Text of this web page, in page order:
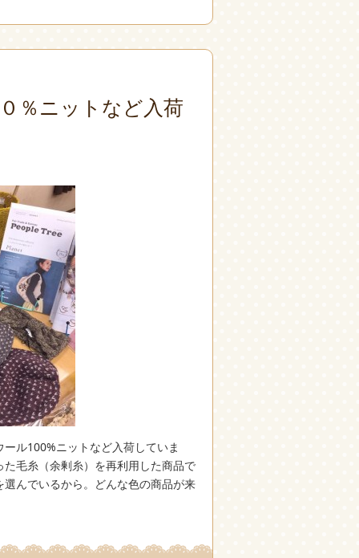
％ニットなど入荷
ル100%ニットなど入荷していま
毛糸（余剰糸）を再利用した商品で
んでいるから。どんな色の商品が来